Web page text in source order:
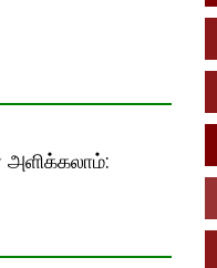
அளிக்கலாம்: